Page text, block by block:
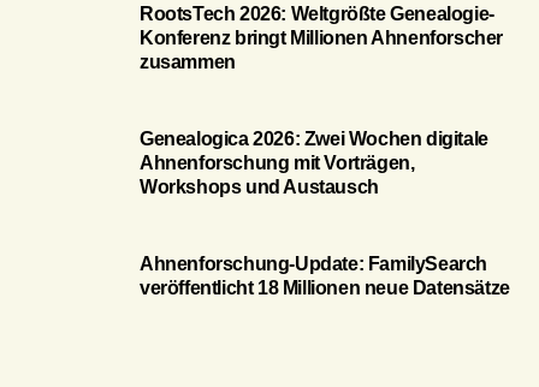
RootsTech 2026: Weltgrößte Genealogie-
Konferenz bringt Millionen Ahnenforscher
zusammen
Genealogica 2026: Zwei Wochen digitale
Ahnenforschung mit Vorträgen,
Workshops und Austausch
Ahnenforschung-Update: FamilySearch
veröffentlicht 18 Millionen neue Datensätze